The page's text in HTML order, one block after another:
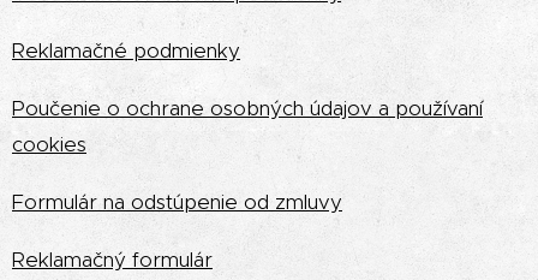
Reklamačné podmienky
Poučenie o ochrane osobných údajov a používaní
cookies
Formulár na odstúpenie od zmluvy
Reklamačný formulár